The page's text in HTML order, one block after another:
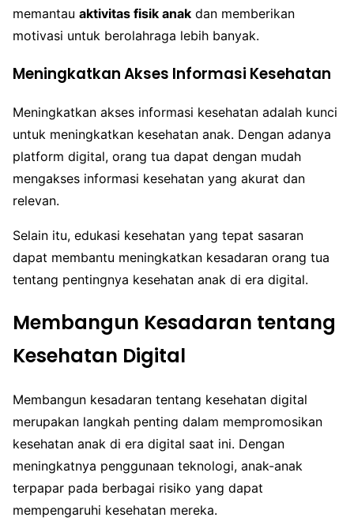
memantau aktivitas fisik anak dan memberikan
motivasi untuk berolahraga lebih banyak.
Meningkatkan Akses Informasi Kesehatan
Meningkatkan akses informasi kesehatan adalah kunci
untuk meningkatkan kesehatan anak. Dengan adanya
platform digital, orang tua dapat dengan mudah
mengakses informasi kesehatan yang akurat dan
relevan.
Selain itu, edukasi kesehatan yang tepat sasaran
dapat membantu meningkatkan kesadaran orang tua
tentang pentingnya kesehatan anak di era digital.
Membangun Kesadaran tentang
Kesehatan Digital
Membangun kesadaran tentang kesehatan digital
merupakan langkah penting dalam mempromosikan
kesehatan anak di era digital saat ini. Dengan
meningkatnya penggunaan teknologi, anak-anak
terpapar pada berbagai risiko yang dapat
mempengaruhi kesehatan mereka.